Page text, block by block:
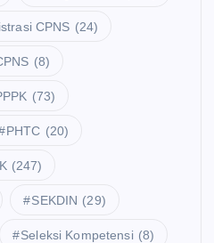
CPNS (24)
(8)
(73)
PHTC (20)
(247)
SEKDIN (29)
Seleksi Kompetensi (8)